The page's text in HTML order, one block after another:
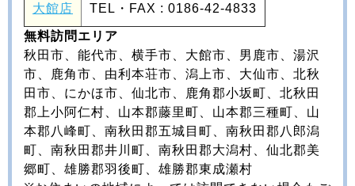
大館店 TEL・FAX : 0186-42-4833
無料訪問エリア
秋田市、能代市、横手市、大館市、男鹿市、湯沢
市、鹿角市、由利本荘市、潟上市、大仙市、北秋
田市、にかほ市、仙北市、鹿角郡小坂町、北秋田
郡上小阿仁村、山本郡藤里町、山本郡三種町、山
本郡八峰町、南秋田郡五城目町、南秋田郡八郎潟
町、南秋田郡井川町、南秋田郡大潟村、仙北郡美
郷町、雄勝郡羽後町、雄勝郡東成瀬村